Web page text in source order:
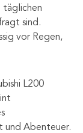
täglichen
sind.
vor Regen,
L200
und Abenteuer.